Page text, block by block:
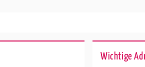
Wichtige